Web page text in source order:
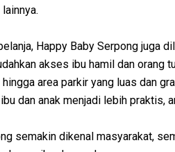
Happy Baby Serpong juga
akses ibu hamil dan orang
hingga area parkir yang luas dan
dan anak menjadi lebih praktis,
semakin dikenal masyarakat,